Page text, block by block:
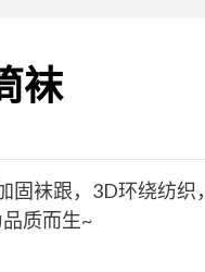
袜
固袜跟，3D环绕纺织，
质而生~